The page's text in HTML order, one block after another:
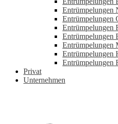
Entrümpelungen
Entrümpelungen
Entrümpelungen
Entrümpelungen
Entrümpelungen
Entrümpelungen
Entrümpelungen
Privat
Unternehmen